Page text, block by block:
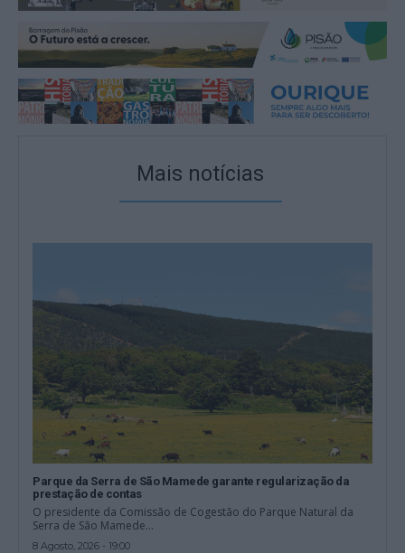
Mais notícias
Parque da Serra de São Mamede garante regularização da
prestação de contas
O presidente da Comissão de Cogestão do Parque Natural da
Serra de São Mamede...
8 Agosto, 2026 - 19:00